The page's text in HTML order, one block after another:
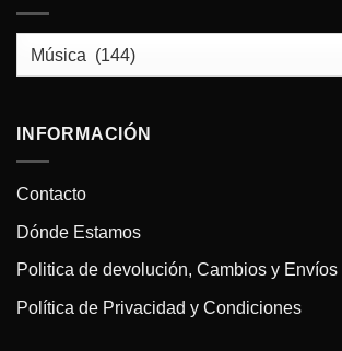
INFORMACIÓN
Contacto
Dónde Estamos
Politica de devolución, Cambios y Envíos
Política de Privacidad y Condiciones